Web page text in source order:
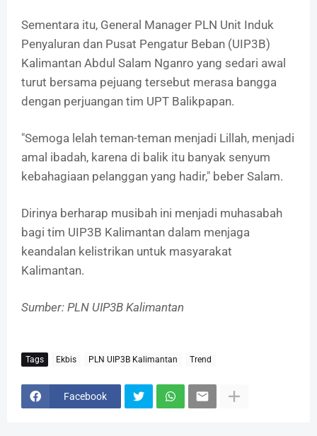
Sementara itu, General Manager PLN Unit Induk
Penyaluran dan Pusat Pengatur Beban (UIP3B)
Kalimantan Abdul Salam Nganro yang sedari awal
turut bersama pejuang tersebut merasa bangga
dengan perjuangan tim UPT Balikpapan.
"Semoga lelah teman-teman menjadi Lillah, menjadi
amal ibadah, karena di balik itu banyak senyum
kebahagiaan pelanggan yang hadir," beber Salam.
Dirinya berharap musibah ini menjadi muhasabah
bagi tim UIP3B Kalimantan dalam menjaga
keandalan kelistrikan untuk masyarakat
Kalimantan.
Sumber: PLN UIP3B Kalimantan
Tags Ekbis PLN UIP3B Kalimantan Trend
Facebook